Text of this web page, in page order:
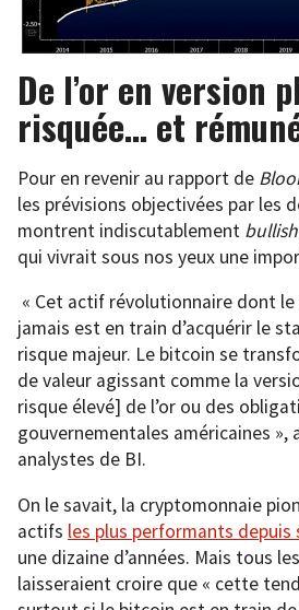
De l’or en version
risquée… et
Pour en revenir au rapport de
les prévisions objectivées par les
montrent indiscutablement bullish
qui vivrait sous nos yeux une
« Cet actif révolutionnaire dont le
jamais est en train d’acquérir le
risque majeur. Le bitcoin se
de valeur agissant comme la
risque élevé] de l’or ou des
gouvernementales américaines »,
analystes de BI.
On le savait, la cryptomonnaie
actifs les plus performants depuis
une dizaine d’années. Mais tous
laisseraient croire que « cette